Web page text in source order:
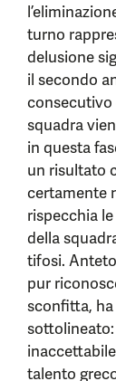
turno
delusione
il secondo
consecutivo
squadra
in questa
un risultato
certamente
rispecchia
della
tifosi.
pur
sconfitta, ha
sottolineato:
talento